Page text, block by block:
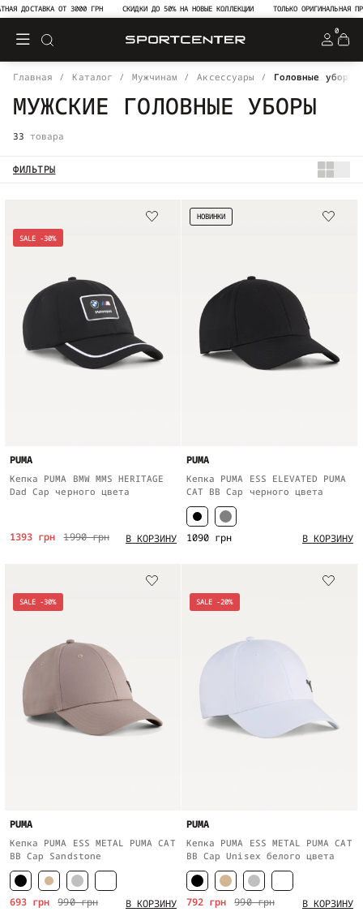
ОТ 3000 ГРН СКИДКИ ДО 50% НА НОВЫЕ КОЛЛЕКЦИИ ТОЛЬКО ОРИГИНАЛЬНАЯ
0
Главная Каталог Мужчинам Аксессуары Головные уборы
МУЖСКИЕ ГОЛОВНЫЕ УБОРЫ
33 товара
ФИЛЬТРЫ
SALE -30%
PUMA
Кепка PUMA BMW MMS HERITAGE
Dad Cap черного цвета
1990 грн
1393 грн В КОРЗИНУ
НОВИНКИ
PUMA
Кепка PUMA ESS ELEVATED PUMA
CAT BB Cap черного цвета
1090 грн В КОРЗИНУ
SALE -30%
PUMA
Кепка PUMA ESS METAL PUMA CAT
BB Cap Sandstone
990 грн
693 грн В КОРЗИНУ
SALE -20%
PUMA
Кепка PUMA ESS METAL PUMA CAT
BB Cap Unisex белого цвета
990 грн
792 грн В КОРЗИНУ